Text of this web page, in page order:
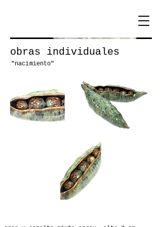
obras individuales
"nacimiento"